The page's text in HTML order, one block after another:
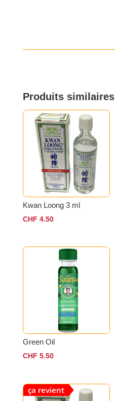
Produits similaires
Kwan Loong 3 ml
CHF 4.50
Green Oil
CHF 5.50
ça revient